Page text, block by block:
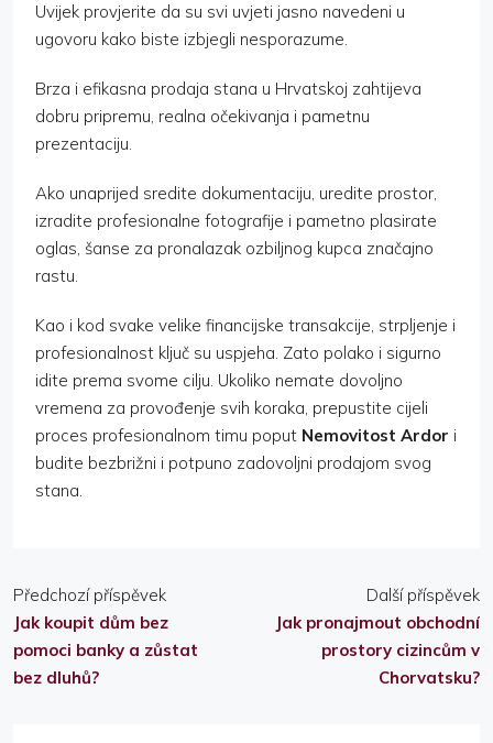
Uvijek provjerite da su svi uvjeti jasno navedeni u
ugovoru kako biste izbjegli nesporazume.
Brza i efikasna prodaja stana u Hrvatskoj zahtijeva
dobru pripremu, realna očekivanja i pametnu
prezentaciju.
Ako unaprijed sredite dokumentaciju, uredite prostor,
izradite profesionalne fotografije i pametno plasirate
oglas, šanse za pronalazak ozbiljnog kupca značajno
rastu.
Kao i kod svake velike financijske transakcije, strpljenje i
profesionalnost ključ su uspjeha. Zato polako i sigurno
idite prema svome cilju. Ukoliko nemate dovoljno
vremena za provođenje svih koraka, prepustite cijeli
proces profesionalnom timu poput Nemovitost Ardor i
budite bezbrižni i potpuno zadovoljni prodajom svog
stana.
Předchozí příspěvek
Jak koupit dům bez
pomoci banky a zůstat
bez dluhů?
Další příspěvek
Jak pronajmout obchodní
prostory cizincům v
Chorvatsku?